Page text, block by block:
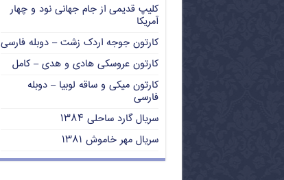
کلیپ قدیمی از جام جهانی نود و چهار
آمریکا
کارتون جوجه اردک زشت – دوبله فارسی
کارتون عروسکی هادی و هدی – کامل
کارتون میکی و ساقه لوبیا – دوبله
فارسی
سریال گارد ساحلی ۱۳۸۴
سریال مهر خاموش ۱۳۸۱